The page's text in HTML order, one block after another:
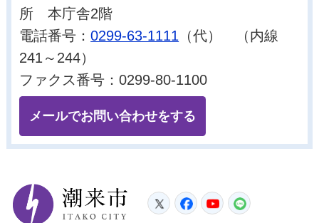
所 本庁舎2階
電話番号：0299-63-1111 （代） （内線
241～244）
ファクス番号：0299-80-1100
メールでお問い合わせをする
潮来市
TwitterFacebook
YouTube